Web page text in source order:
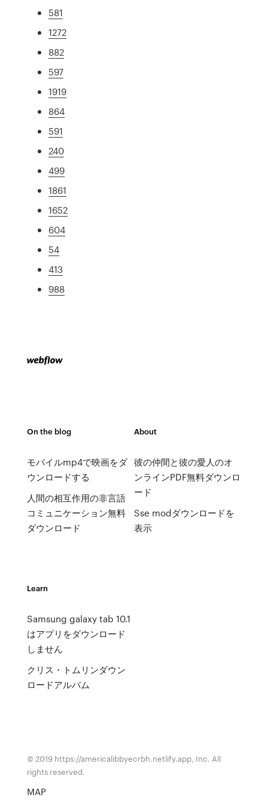
581
1272
882
597
1919
864
591
240
499
1861
1652
604
54
413
988
On the blog
モバイルmp4で映画をダ
ウンロードする
人間の相互作用の非言語
コミュニケーション無料
ダウンロード
About
彼の仲間と彼の愛人のオ
ンラインPDF無料ダウンロ
ード
Sse modダウンロードを
表示
Learn
Samsung galaxy tab 10.1
はアプリをダウンロード
しません
クリス・トムリンダウン
ロードアルバム
© 2019 https://americalibbyecrbh.netlify.app, Inc. All
rights reserved.
MAP